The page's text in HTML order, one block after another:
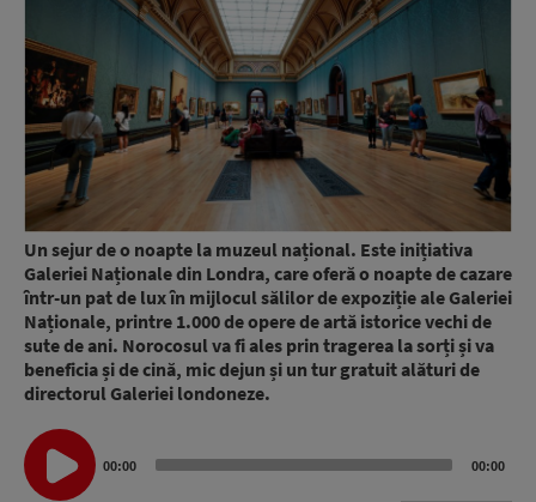
Un sejur de o noapte la muzeul național. Este inițiativa
Galeriei Naționale din Londra, care oferă o noapte de cazare
într-un pat de lux în mijlocul sălilor de expoziție ale Galeriei
Naționale, printre 1.000 de opere de artă istorice vechi de
sute de ani. Norocosul va fi ales prin tragerea la sorți și va
beneficia și de cină, mic dejun și un tur gratuit alături de
directorul Galeriei londoneze.
Audio
Player
00:00 00:00